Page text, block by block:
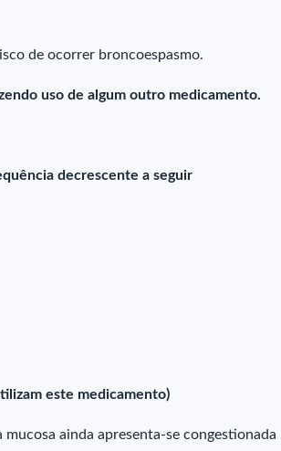
de ocorrer broncoespasmo.
uso de algum outro medicamento.
decrescente a seguir
este medicamento)
ainda apresenta-se congestionada